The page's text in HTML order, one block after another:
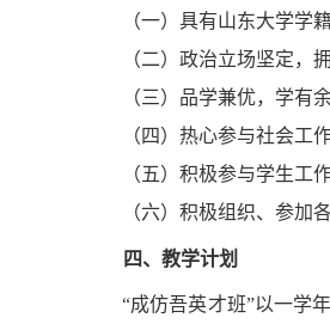
（一）具有山东大学学
（二）政治立场坚定，
（三）品学兼优，学有
（四）热心参与社会工
（五）积极参与学生工
（六）积极组织、参加
四、教学计划
“成仿吾英才班”以一学